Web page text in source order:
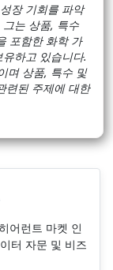
장 기회를 파악
는 상품, 특수
포함한 화학 가
하고 있습니다.
며 상품, 특수 및
련된 주제에 대한
어런트 마켓 인
터 자문 및 비즈